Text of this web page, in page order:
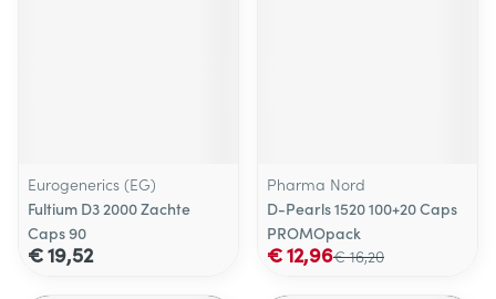
Eurogenerics (EG)
Fultium D3 2000 Zachte
Caps 90
€ 19,52
Pharma Nord
D-Pearls 1520 100+20 Caps
PROMOpack
€ 16,20
€ 12,96